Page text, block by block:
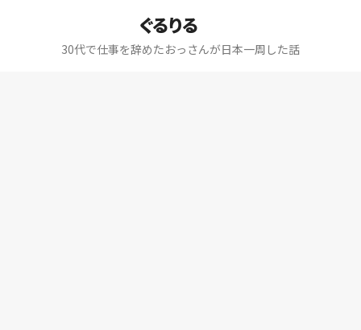
ぐるりる
30代で仕事を辞めたおっさんが日本一周した話